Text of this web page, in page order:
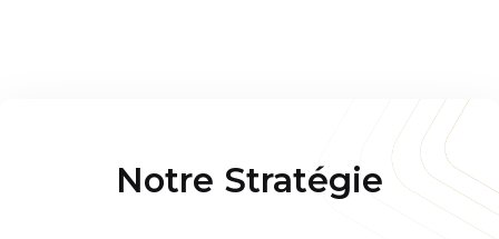
Notre Stratégie